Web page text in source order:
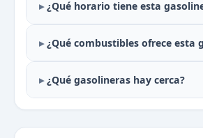
¿Qué horario tiene esta
¿Qué combustibles ofrece esta
¿Qué gasolineras hay cerca?